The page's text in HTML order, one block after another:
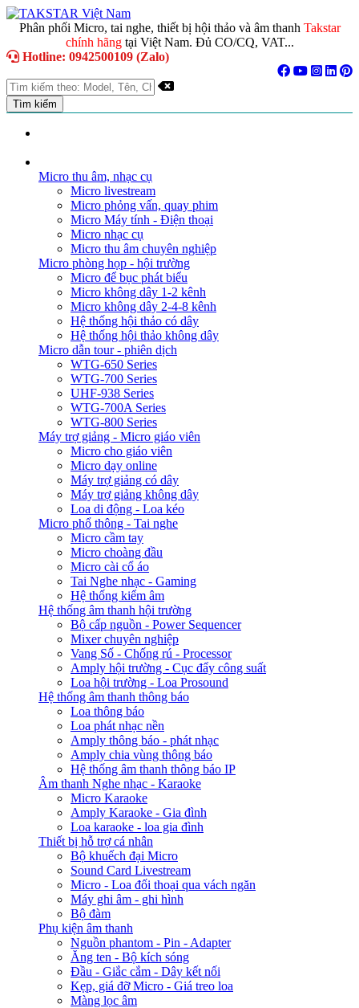
Phân phối Micro, tai nghe, thiết bị hội thảo và âm thanh Takstar
chính hãng tại Việt Nam. Đủ CO/CQ, VAT...
Hotline: 0942500109 (Zalo)
Micro thu âm, nhạc cụ
Micro livestream
Micro phỏng vấn, quay phim
Micro Máy tính - Điện thoại
Micro nhạc cụ
Micro thu âm chuyên nghiệp
Micro phòng họp - hội trường
Micro để bục phát biểu
Micro không dây 1-2 kênh
Micro không dây 2-4-8 kênh
Hệ thống hội thảo có dây
Hệ thống hội thảo không dây
Micro dẫn tour - phiên dịch
WTG-650 Series
WTG-700 Series
UHF-938 Series
WTG-700A Series
WTG-800 Series
Máy trợ giảng - Micro giáo viên
Micro cho giáo viên
Micro dạy online
Máy trợ giảng có dây
Máy trợ giảng không dây
Loa di động - Loa kéo
Micro phổ thông - Tai nghe
Micro cầm tay
Micro choàng đầu
Micro cài cổ áo
Tai Nghe nhạc - Gaming
Hệ thống kiểm âm
Hệ thống âm thanh hội trường
Bộ cấp nguồn - Power Sequencer
Mixer chuyên nghiệp
Vang Số - Chống rú - Processor
Amply hội trường - Cục đẩy công suất
Loa hội trường - Loa Prosound
Hệ thống âm thanh thông báo
Loa thông báo
Loa phát nhạc nền
Amply thông báo - phát nhạc
Amply chia vùng thông báo
Hệ thống âm thanh thông báo IP
Âm thanh Nghe nhạc - Karaoke
Micro Karaoke
Amply Karaoke - Gia đình
Loa karaoke - loa gia đình
Thiết bị hỗ trợ cá nhân
Bộ khuếch đại Micro
Sound Card Livestream
Micro - Loa đối thoại qua vách ngăn
Máy ghi âm - ghi hình
Bộ đàm
Phụ kiện âm thanh
Nguồn phantom - Pin - Adapter
Ăng ten - Bộ kích sóng
Đầu - Giắc cắm - Dây kết nối
Kẹp, giá đỡ Micro - Giá treo loa
Màng lọc âm